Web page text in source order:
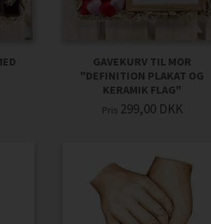
GAVEKURV TIL MOR
"DEFINITION PLAKAT OG
KERAMIK FLAG"
Pris 299,00 DKK